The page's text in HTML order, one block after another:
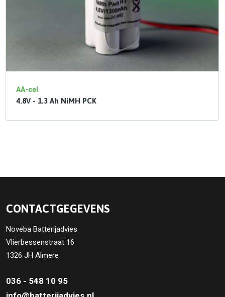
AA-cel
4.8V - 1.3 Ah NiMH PCK
CONTACTGEGEVENS
Noveba Batterijadvies
Vlierbessenstraat 16
1326 JH Almere
036 - 548 10 95